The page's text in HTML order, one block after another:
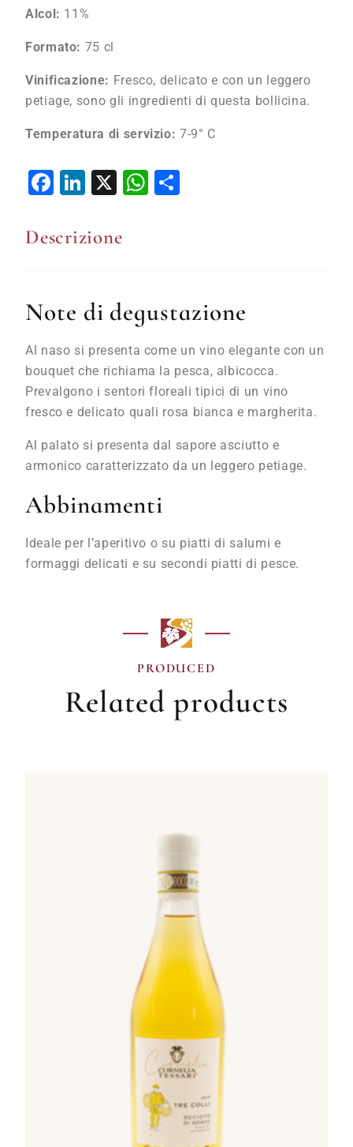
Alcol: 11%
Formato: 75 cl
Vinificazione: Fresco, delicato e con un leggero
petiage, sono gli ingredienti di questa bollicina.
Temperatura di servizio: 7-9° C
Facebook
LinkedIn
X WhatsApp
Descrizione
Note di degustazione
Al naso si presenta come un vino elegante con un
bouquet che richiama la pesca, albicocca.
Prevalgono i sentori floreali tipici di un vino
fresco e delicato quali rosa bianca e margherita.
Al palato si presenta dal sapore asciutto e
armonico caratterizzato da un leggero petiage.
Abbinamenti
Ideale per l’aperitivo o su piatti di salumi e
formaggi delicati e su secondi piatti di pesce.
PRODUCED
Related products